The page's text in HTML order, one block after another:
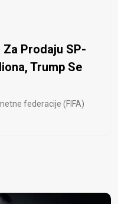
Prodaju SP-
Trump Se
federacije (FIFA)